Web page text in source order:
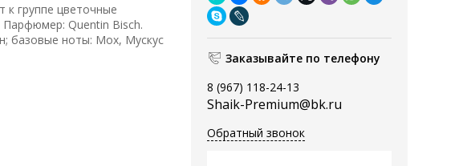
Заказывайте по телефону
8 (967) 118-24-13
Shaik-Premium@bk.ru
Обратный звонок
группе цветочные
Quentin Bisch.
базовые ноты: Мох, Мускус